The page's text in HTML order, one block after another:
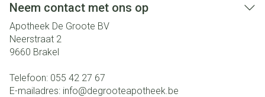
Neem contact met ons op
Apotheek De Groote BV
Neerstraat 2
9660 Brakel
Telefoon: 055 42 27 67
E-mailadres: info@degrooteapotheek.be